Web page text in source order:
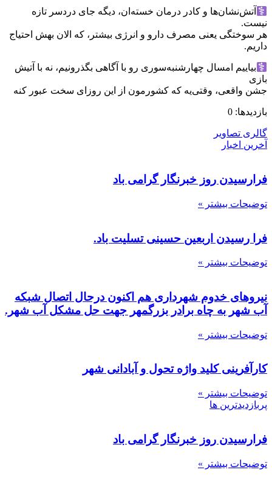
آتش‌نشان‌ها و کادر درمان خسته‌ان، دیگه جای دردسر تازه
نیست.
هر سوختگی یعنی مصرف دارو و انرژی بیشتر، که الان بهش احتیاج
داریم.
بیاییم امسال چهارشنبه‌سوری رو با آگاهی بگذرونیم، نه با آتیش
بازی
جشن واقعی، وقتی‌یه که کشورمون از این روزای سخت عبور کنه
بازدیدها: 0
گالری تصاویر
آخرین اخبار
فرارسیدن روز خبرنگار گرامی باد
توضیحات بیشتر »
فرا رسیدن اربعین حسینی تسلیت باد.
توضیحات بیشتر »
نیروهای خدوم شهرداری هم اکنون درحال اتصال شبکه
آب شهر به چاه برادر بزرگمهر جهت حل مشکل آب شهر.
توضیحات بیشتر »
کارآفرینی کلید واژه تحول و آبادانی شهر
توضیحات بیشتر »
پربازدیدترین ها
فرارسیدن روز خبرنگار گرامی باد
توضیحات بیشتر »